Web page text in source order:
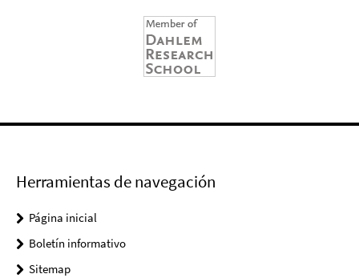
Herramientas de navegación
Página inicial
Boletín informativo
Sitemap